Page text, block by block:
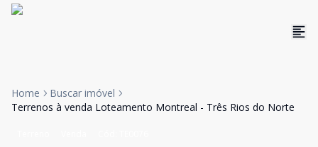
Home
Buscar imóvel
Terrenos à venda Loteamento Montreal - Três Rios do Norte